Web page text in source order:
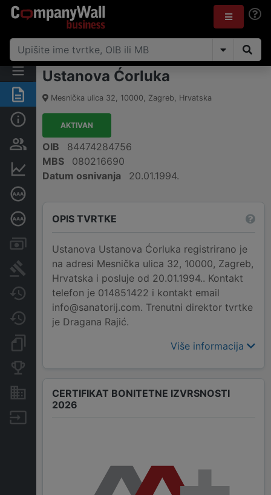
Sažetak
Osobe i vlasništvo
Dubinska bonitetna ocjena
Računi i blokade
Sudske objave
Javne nabavke
Promjene
Konkurentske tvrtke
Nekretnine i imovina
Izvoz
Ustanova Ćorluka
Mesnička ulica 32, 10000, Zagreb, Hrvatska
AKTIVAN
OIB
84474284756
MBS
080216690
Datum osnivanja
20.01.1994.
OPIS TVRTKE
Ustanova Ustanova Ćorluka registrirano je
na adresi Mesnička ulica 32, 10000, Zagreb,
Hrvatska i posluje od 20.01.1994.. Kontakt
telefon je 014851422 i kontakt email
info@sanatorij.com. Trenutni direktor tvrtke
je Dragana Rajić.
Više informacija
CERTIFIKAT BONITETNE IZVRSNOSTI
2026